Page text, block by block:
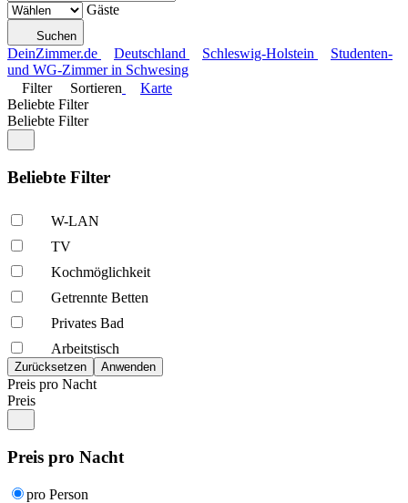
Gäste
Suchen
DeinZimmer.de Deutschland Schleswig-Holstein
Studenten-
und WG-Zimmer in Schwesing
Filter
Sortieren
Karte
Beliebte Filter
Beliebte Filter
Beliebte Filter
W-LAN
TV
Kochmöglich­keit
Getrennte Betten
Privates Bad
Arbeitstisch
Preis pro Nacht
Preis
Preis pro Nacht
pro Person